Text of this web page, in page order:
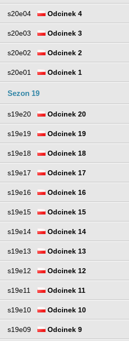
s20e04 Odcinek 4
s20e03 Odcinek 3
s20e02 Odcinek 2
s20e01 Odcinek 1
Sezon 19
s19e20 Odcinek 20
s19e19 Odcinek 19
s19e18 Odcinek 18
s19e17 Odcinek 17
s19e16 Odcinek 16
s19e15 Odcinek 15
s19e14 Odcinek 14
s19e13 Odcinek 13
s19e12 Odcinek 12
s19e11 Odcinek 11
s19e10 Odcinek 10
s19e09 Odcinek 9